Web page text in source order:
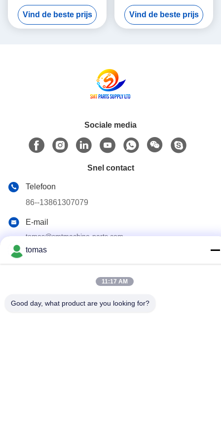
SMT Panasonic NPM PCB-
raad PNF0A1-AA
N610102505AA
Vind de beste prijs
MOTOR 3W MULTI Theta-
Motor P50BA2002BXS3C 3
HD Light Weight
Vind de beste prijs
Sociale media
Snel contact
Telefoon
86--13861307079
E-mail
tomas@smtmachine-parts.com
Adres
Industrial Park Suzhou, Jiangsu, 215127, China
Privacybeleid|Sitemap
tomas
11:17 AM
Good day, what product are you looking for?